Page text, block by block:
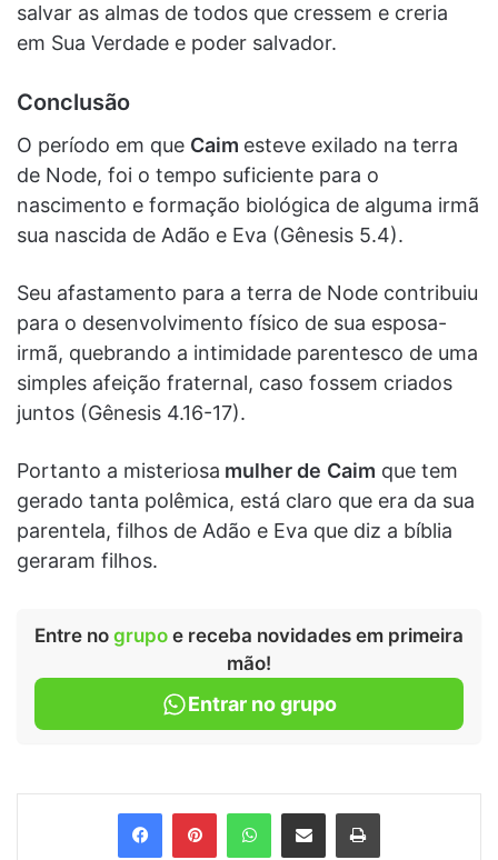
salvar as almas de todos que cressem e creria
em Sua Verdade e poder salvador.
Conclusão
O período em que Caim esteve exilado na terra
de Node, foi o tempo suficiente para o
nascimento e formação biológica de alguma irmã
sua nascida de Adão e Eva (Gênesis 5.4).
Seu afastamento para a terra de Node contribuiu
para o desenvolvimento físico de sua esposa-
irmã, quebrando a intimidade parentesco de uma
simples afeição fraternal, caso fossem criados
juntos (Gênesis 4.16-17).
Portanto a misteriosa mulher de Caim que tem
gerado tanta polêmica, está claro que era da sua
parentela, filhos de Adão e Eva que diz a bíblia
geraram filhos.
Entre no grupo e receba novidades em primeira
mão!
Entrar no grupo
FacebookPinterestWhatsApp
Compartilhar via e-mail Imprimir